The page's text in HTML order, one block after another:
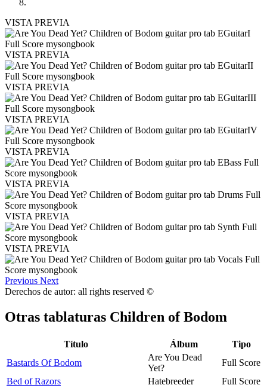
VISTA PREVIA
VISTA PREVIA
VISTA PREVIA
VISTA PREVIA
VISTA PREVIA
VISTA PREVIA
VISTA PREVIA
VISTA PREVIA
Previous Next
Derechos de autor: all rights reserved ©
Otras tablaturas Children of Bodom
Título Álbum
Tipo
Bastards Of Bodom
Are You Dead
Yet?
Full Score
Bed of Razors
Hatebreeder
Full Score